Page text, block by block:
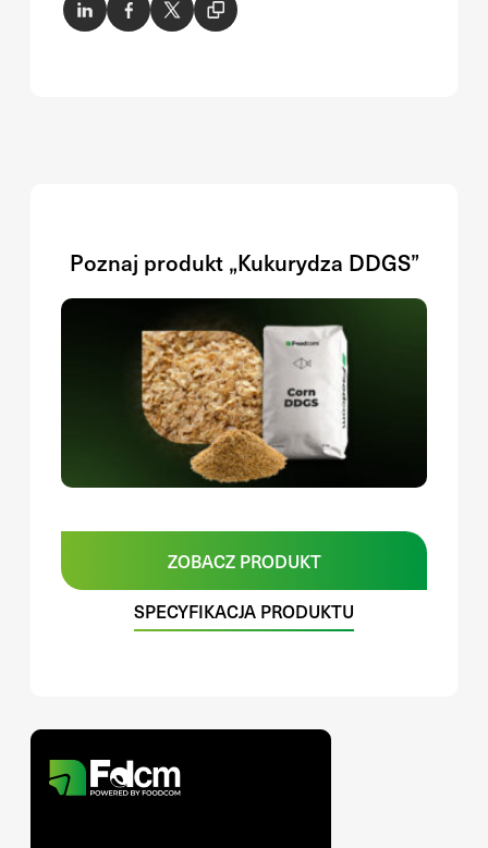
Poznaj produkt „Kukurydza DDGS”
ZOBACZ PRODUKT
SPECYFIKACJA PRODUKTU